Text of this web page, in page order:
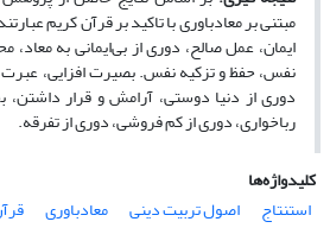
مبتنی بر معادباوری با تاکید بر قرآن کریم
ایمان، عمل صالح، دوری از بی‌ایمانی به
نفس، حفظ و تزکیه نفس. بصیرت افزایی، عبرت
دوری از دنیا دوستی، آرامش و قرار
رباخواری، دوری از کم فروشی، دوری از تفرقه.
کلیدواژه‌ها
استنتاج
اصول تربیت دینی معادباوری